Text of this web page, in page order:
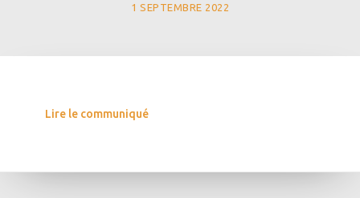
1 SEPTEMBRE 2022
Lire le communiqué